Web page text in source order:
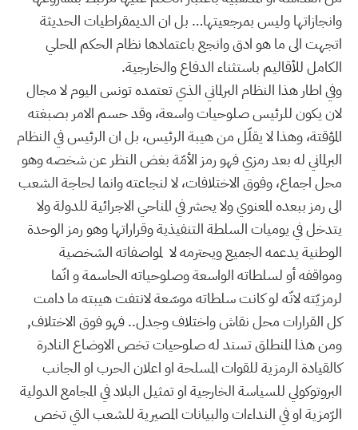
وانجازاتها وليس بمرجعيتها… بل ان الديمقراطيات الحديثة
اتجهت الى ما هو ادق وانجع باعتمادها نظام الحكم المحلي
الكامل للأقاليم باستثناء الدفاع والخارجية.
وفي اطار هذا النظام البرلماني الذي تعتمده تونس اليوم لا مجال
لان يكون للرئيس صلوحيات واسعة، وقد حسم الامر بصبغته
المؤقتة، وهذا لا يقلّل من هيبة الرئيس، بل ان الرئيس في النظام
البرلماني له بعد رمزي فهو رمز الأمّة بغض النظر عن شخصه وهو
محل اجماع، وفوق الاختلافات، لا لنجاعته وانما لحاجة الشعب
الى رمز ببعده المعنوي ولا يحشر في المناحي الاجرائية للدولة ولا
يتدخل في يوميات السلطة التنفيذية وقراراتها وهو رمز الوحدة
الوطنية يدعمه الجميع ويحترمه لا لمواصفاته الشخصية
ومواقفه أو لسلطاته الواسعة وصلوحياته الحاسمة و انّما
لرمزيّته لانّه لو كانت سلطاته موسّعة لانتفت هيبته ما دامت
كل القرارات محل نقاش واختلاف وجدل.. فهو فوق الاختلاف,
ومن هذا المنطلق تسند له صلوحيات تخص الاوضاع النادرة
كالقيادة الرمزية للقوات المسلحة او اعلان الحرب او الجانب
البروتوكولي للسياسة الخارجية او تمثيل البلاد في المجامع الدولية
الرّمزية او في النداءات والبيانات المصيرية للشعب التي تخص